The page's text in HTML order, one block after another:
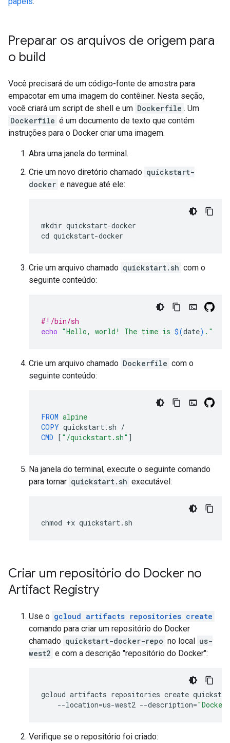
Preparar os arquivos de origem para
o build
Você precisará de um código-fonte de amostra para
empacotar em uma imagem do contêiner. Nesta seção,
você criará um script de shell e um Dockerfile . Um
Dockerfile é um documento de texto que contém
instruções para o Docker criar uma imagem.
Abra uma janela do terminal.
Crie um novo diretório chamado quickstart-
docker e navegue até ele:
mkdir quickstart-docker
Crie um arquivo chamado quickstart.sh com o
seguinte conteúdo:
#!/bin/sh
echo "Hello, world! The time is $(date) ."
Crie um arquivo chamado Dockerfile com o
seguinte conteúdo:
FROM alpine
COPY quickstart.sh
CMD [ "/quickstart.sh" ]
Na janela do terminal, execute o seguinte comando
para tornar quickstart.sh executável:
Criar um repositório do Docker no
Artifact Registry
Use o gcloud artifacts repositories create
comando para criar um repositório do Docker
chamado quickstart-docker-repo no local us-
west2 e com a descrição "repositório do Docker":
gcloud artifacts repositories create
--location=us-west2 --description=
Verifique se o repositório foi criado: